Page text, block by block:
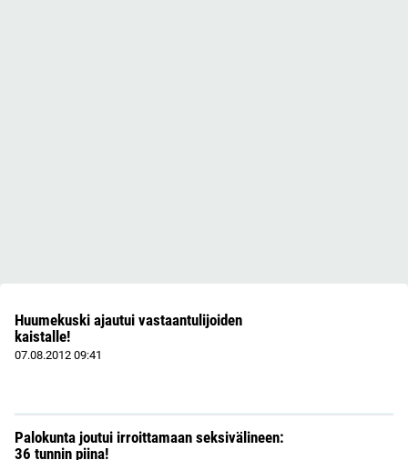
Huumekuski ajautui vastaantulijoiden
kaistalle!
07.08.2012 09:41
Palokunta joutui irroittamaan seksivälineen:
36 tunnin piina!